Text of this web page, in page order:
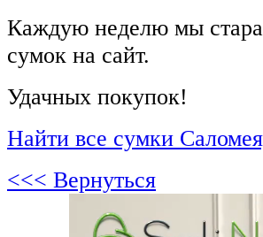
Каждую неделю мы
сумок на сайт.
Удачных покупок!
Найти все сумки
<<< Вернуться